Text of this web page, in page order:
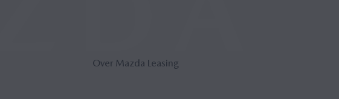
Over Mazda Lea­sing